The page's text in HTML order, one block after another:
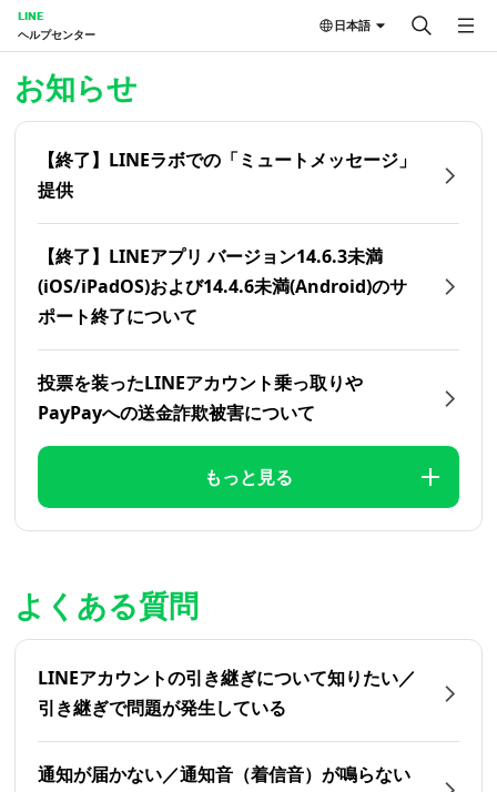
LINE
ヘルプセンター
日本語
お知らせ
【終了】LINEラボでの「ミュートメッセージ」
提供
【終了】LINEアプリ バージョン14.6.3未満
(iOS/iPadOS)および14.4.6未満(Android)のサ
ポート終了について
投票を装ったLINEアカウント乗っ取りや
PayPayへの送金詐欺被害について
もっと見る
よくある質問
LINEアカウントの引き継ぎについて知りたい／
引き継ぎで問題が発生している
通知が届かない／通知音（着信音）が鳴らない